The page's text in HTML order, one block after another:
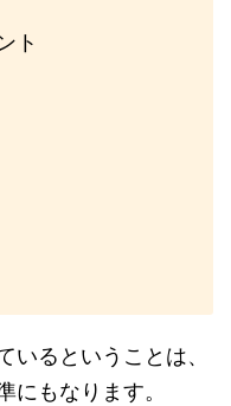
ト
いるということは、
にもなります。